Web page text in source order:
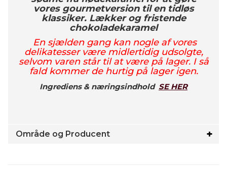
vores gourmetversion til en tidløs
klassiker. Lækker og fristende
chokoladekaramel
En sjælden gang kan nogle af vores
delikatesser være midlertidig udsolgte,
selvom varen står til at være på lager. I så
fald kommer de hurtig på lager igen.
Ingrediens & næringsindhold SE HER
Område og Producent